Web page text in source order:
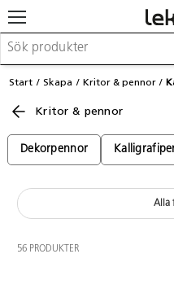
Möbler & inredning
Skapa
Lära
Barnvagnar &
Start Skapa Kritor & pennor
Kritor & pennor
Dekorpennor
Alla
56 PRODUKTER